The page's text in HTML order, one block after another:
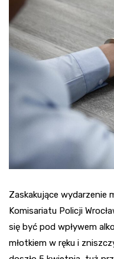
Zaskakujące wydarzenie
Komisariatu Policji
się być pod wpływem
młotkiem w ręku i